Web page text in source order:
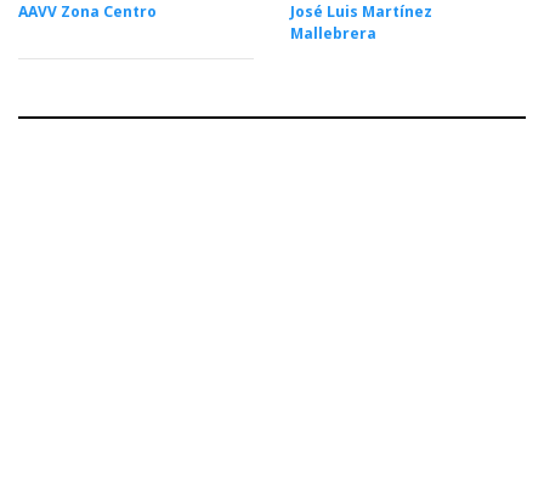
AAVV Zona Centro
José Luis Martínez
Mallebrera